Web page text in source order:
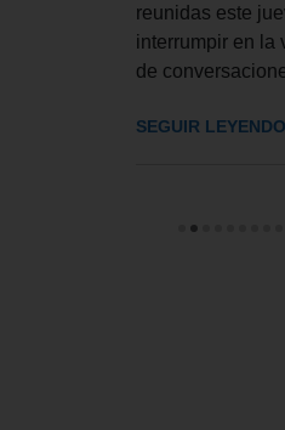
reunidas este
interrumpir en la
de
SEGUIR